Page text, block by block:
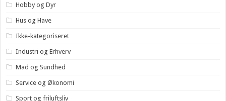
Hobby og Dyr
Hus og Have
Ikke-kategoriseret
Industri og Erhverv
Mad og Sundhed
Service og Økonomi
Sport og friluftsliv